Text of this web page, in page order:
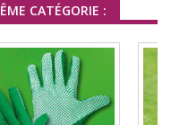
CATÉGORIE :